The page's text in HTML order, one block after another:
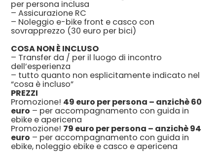
per persona inclusa
– Assicurazione RC
– Noleggio e-bike front e casco con
sovrapprezzo (30 euro per bici)
COSA NON È INCLUSO
– Transfer da / per il luogo di incontro
dell’esperienza
– tutto quanto non esplicitamente indicato nel
“cosa è incluso”
PREZZI
Promozione! 49 euro per persona – anzichè 60
euro – per accompagnamento con guida in
ebike e apericena
Promozione! 79 euro per persona – anzichè 94
euro – per accompagnamento con guida in
ebike, noleggio ebike e casco e apericena